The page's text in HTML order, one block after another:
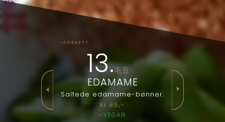
⏴
◦FORRETT
13.毛豆
EDAMAME
Saltede edamame-bønner.
kr.85,-
◦ VEGAN
⏵